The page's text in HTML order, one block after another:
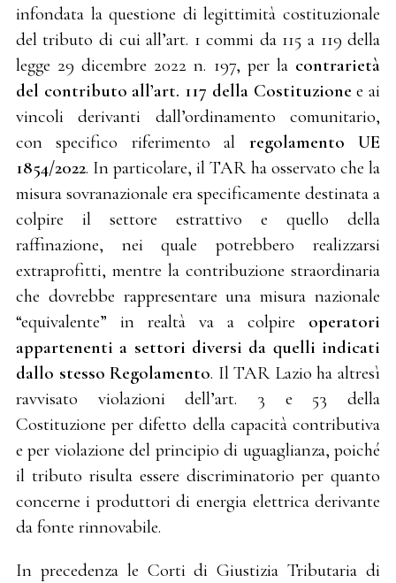
infondata la questione di legittimità costituzionale
del tributo di cui all’art. 1 commi da 115 a 119 della
legge 29 dicembre 2022 n. 197, per la contrarietà
del contributo all’art. 117 della Costituzionee ai
vincoli derivanti dall’ordinamento comunitario,
con specifico riferimento al regolamento UE
1854/2022. In particolare, il TAR ha osservato che la
misura sovranazionale era specificamente destinata a
colpire il settore estrattivo e quello della
raffinazione, nei quale potrebbero realizzarsi
extraprofitti, mentre la contribuzione straordinaria
che dovrebbe rappresentare una misura nazionale
“equivalente” in realtà va a colpire operatori
appartenenti a settori diversi da quelli indicati
dallo stesso Regolamento. Il TAR Lazio ha altresì
ravvisato violazioni dell’art. 3 e 53 della
Costituzione per difetto della capacità contributiva
e per violazione del principio di uguaglianza, poiché
il tributo risulta essere discriminatorio per quanto
concerne i produttori di energia elettrica derivante
da fonte rinnovabile.
In precedenza le Corti di Giustizia Tributaria di